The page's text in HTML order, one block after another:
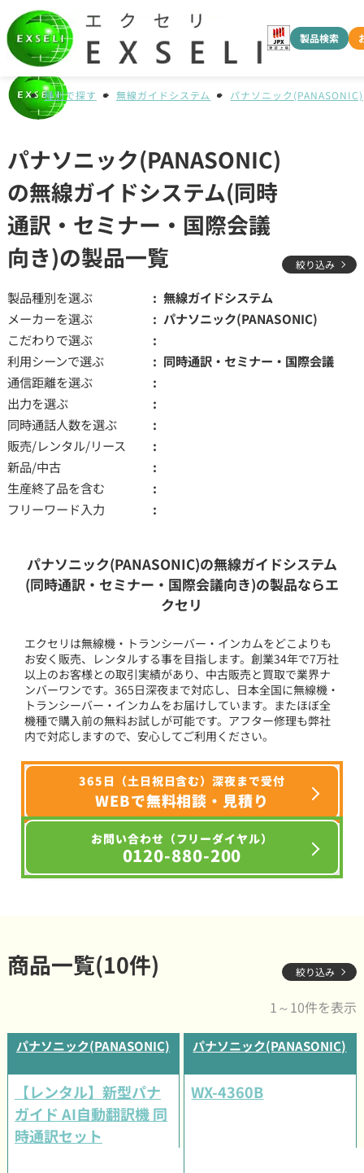
製品検索
種別で探す 無線ガイドシステム パナソニック(PANASONIC)
パナソニック(PANASONIC)
の無線ガイドシステム(同時
通訳・セミナー・国際会議
向き)の製品一覧
絞り込み
製品種別を選ぶ
無線ガイドシステム
メーカーを選ぶ
パナソニック(PANASONIC)
こだわりで選ぶ
利用シーンで選ぶ
同時通訳・セミナー・国際会議
通信距離を選ぶ
出力を選ぶ
同時通話人数を選ぶ
販売/レンタル/リース
新品/中古
生産終了品を含む
フリーワード入力
パナソニック(PANASONIC)の無線ガイドシステム
(同時通訳・セミナー・国際会議向き)の製品ならエ
クセリ
エクセリは無線機・トランシーバー・インカムをどこよりも
お安く販売、レンタルする事を目指します。創業34年で7万社
以上のお客様との取引実績があり、中古販売と買取で業界ナ
ンバーワンです。365日深夜まで対応し、日本全国に無線機・
トランシーバー・インカムをお届けしています。またほぼ全
機種で購入前の無料お試しが可能です。アフター修理も弊社
内で対応しますので、安心してご利用ください。
365日（土日祝日含む）深夜まで受付
WEBで無料相談・見積り
お問い合わせ（フリーダイヤル）
0120-880-200
商品一覧(10件) 絞り込み
1～10件を表示
パナソニック(PANASONIC)
【レンタル】新型パナ
ガイド AI自動翻訳機 同
時通訳セット
パナソニック(PANASONIC)
WX-4360B